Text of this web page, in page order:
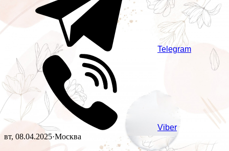
Telegram
Viber
вт, 08.04.2025·Москва